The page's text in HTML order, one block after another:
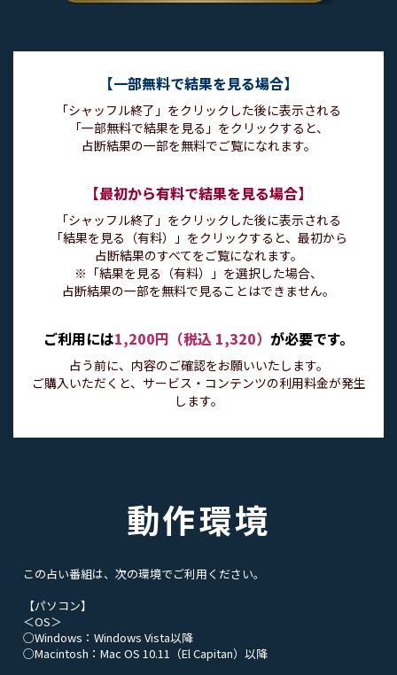
【一部無料で結果を見る場合】
「シャッフル終了」をクリックした後に表示される
「一部無料で結果を見る」をクリックすると、
占断結果の一部を無料でご覧になれます。
【最初から有料で結果を見る場合】
「シャッフル終了」をクリックした後に表示される
「結果を見る（有料）」をクリックすると、最初から
占断結果のすべてをご覧になれます。
※「結果を見る（有料）」を選択した場合、
占断結果の一部を無料で見ることはできません。
ご利用には1,200円（税込 1,320） が必要です。
占う前に、内容のご確認をお願いいたします。
ご購入いただくと、サービス・コンテンツの利用料金が発生
します。
動作環境
この占い番組は、次の環境でご利用ください。
【パソコン】
＜OS＞
○Windows：Windows Vista以降
○Macintosh：Mac OS 10.11（El Capitan）以降